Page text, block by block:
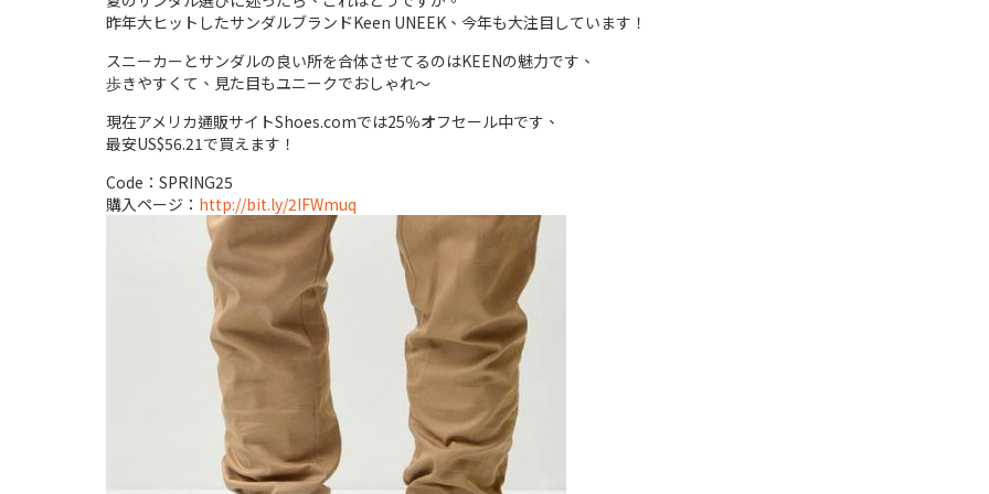
昨年大ヒットしたサンダルブランドKeen UNEEK、今年も大注目しています！
スニーカーとサンダルの良い所を合体させてるのはKEENの魅力です、
歩きやすくて、見た目もユニークでおしゃれ～
現在アメリカ通販サイトShoes.comでは25％オフセール中です、
最安US$56.21で買えます！
Code：SPRING25
購入ページ： http://bit.ly/2IFWmuq